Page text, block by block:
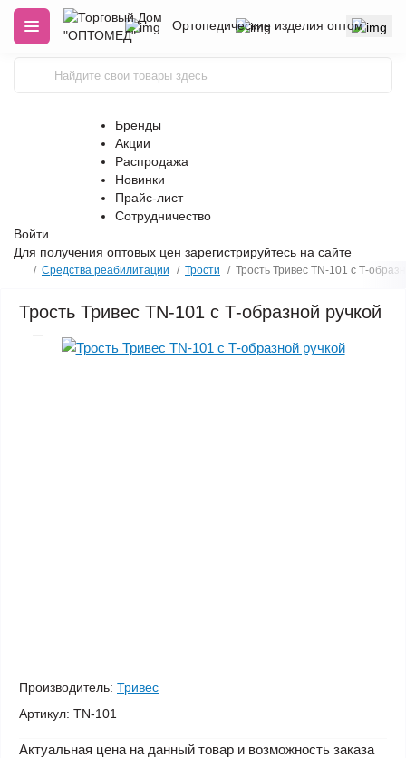
Ортопедические изделия оптом
Бренды
Акции
Распродажа
Новинки
Прайс-лист
Сотрудничество
Войти
Для получения оптовых цен зарегистрируйтесь на сайте
Средства реабилитации Трости Трость Тривес TN-101 с Т-
Трость Тривес TN-101 с Т-образной ручкой
Производитель: Тривес
Артикул: TN-101
Актуальная цена на данный товар и возможность заказа